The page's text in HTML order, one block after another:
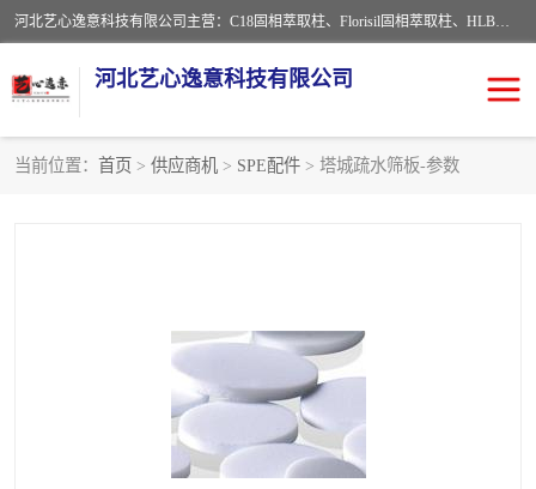
河北艺心逸意科技有限公司主营：C18固相萃取柱、Florisil固相萃取柱、HLB固相萃取柱、MCX固相萃取柱、QuEChERS、固相萃取空柱、针式过滤器 、固相萃取柱、黄曲霉毒素亲和柱。全国咨询热线：18630105913。河北艺心逸意科技有限公司接受来样定做，我们秉承着“顾客至上，锐意进取”的经营理念，坚持客户至上的原则为广大客户提供优质的服务，欢迎广大客户惠顾！免费咨询！
河北艺心逸意科技有限公司
当前位置： 首页 > 供应商机 > SPE配件 > 塔城疏水筛板-参数
SPE填料
过滤器/滤膜
SPE配件